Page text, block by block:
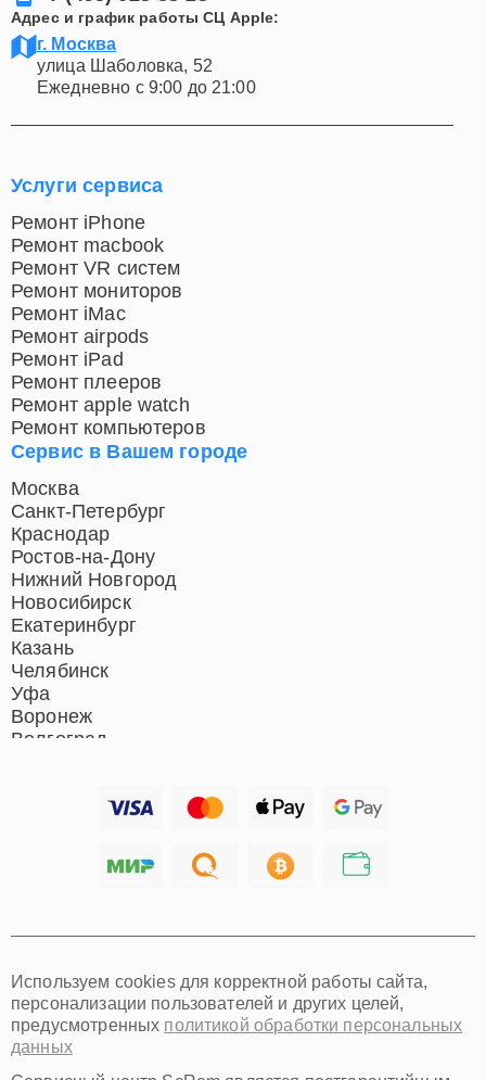
Адрес и график работы СЦ Apple:
г. Москва
улица Шаболовка, 52
Ежедневно с 9:00 до 21:00
Сервис в Вашем городе
Москва
Санкт-Петербург
Краснодар
Ростов-на-Дону
Нижний Новгород
Новосибирск
Екатеринбург
Казань
Челябинск
Уфа
Воронеж
Волгоград
Хабаровск
Омск
Красноярск
Пермь
Ульяновск
Услуги сервиса
Ремонт iPhone
Ремонт macbook
Ремонт VR систем
Ремонт мониторов
Ремонт iMac
Ремонт airpods
Ремонт iPad
Ремонт плееров
Ремонт apple watch
Ремонт компьютеров
Используем cookies для корректной работы сайта,
персонализации пользователей и других целей,
предусмотренных политикой обработки персональных
данных